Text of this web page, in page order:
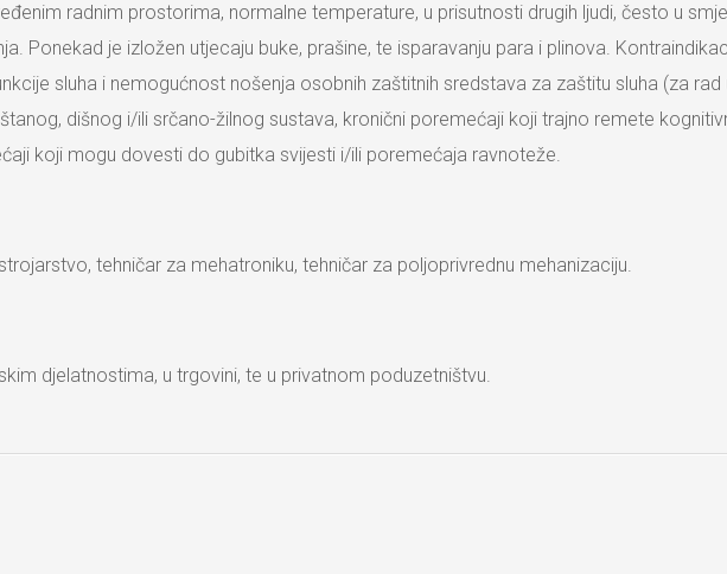
radnim prostorima, normalne temperature, u prisutnosti drugih ljudi, često u
Ponekad je izložen utjecaju buke, prašine, te isparavanju para i plinova.
sluha i nemogućnost nošenja osobnih zaštitnih sredstava za zaštitu sluha (za rad
dišnog i/ili srčano-žilnog sustava, kronični poremećaji koji trajno remete
koji mogu dovesti do gubitka svijesti i/ili poremećaja ravnoteže.
tehničar za mehatroniku, tehničar za poljoprivrednu mehanizaciju.
djelatnostima, u trgovini, te u privatnom poduzetništvu.